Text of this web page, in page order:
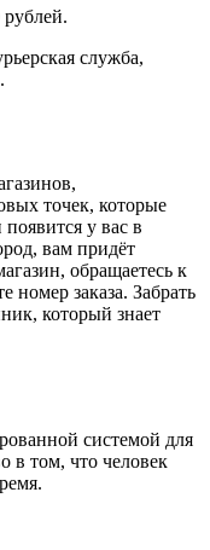
рублей.
служба,
точек, которые
у вас в
вам придёт
обращаетесь к
номер заказа. Забрать
который знает
системой для
в том, что человек